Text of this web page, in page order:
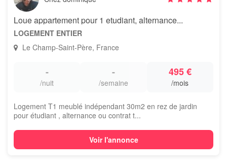
Loue appartement pour 1 etudiant, alternance...
LOGEMENT ENTIER
Le Champ-Saint-Père, France
-
/nuit
-
/semaine
495 €
/mois
Logement T1 meublé indépendant 30m2 en rez de jardin
pour étudiant , alternance ou contrat t...
Voir l'annonce